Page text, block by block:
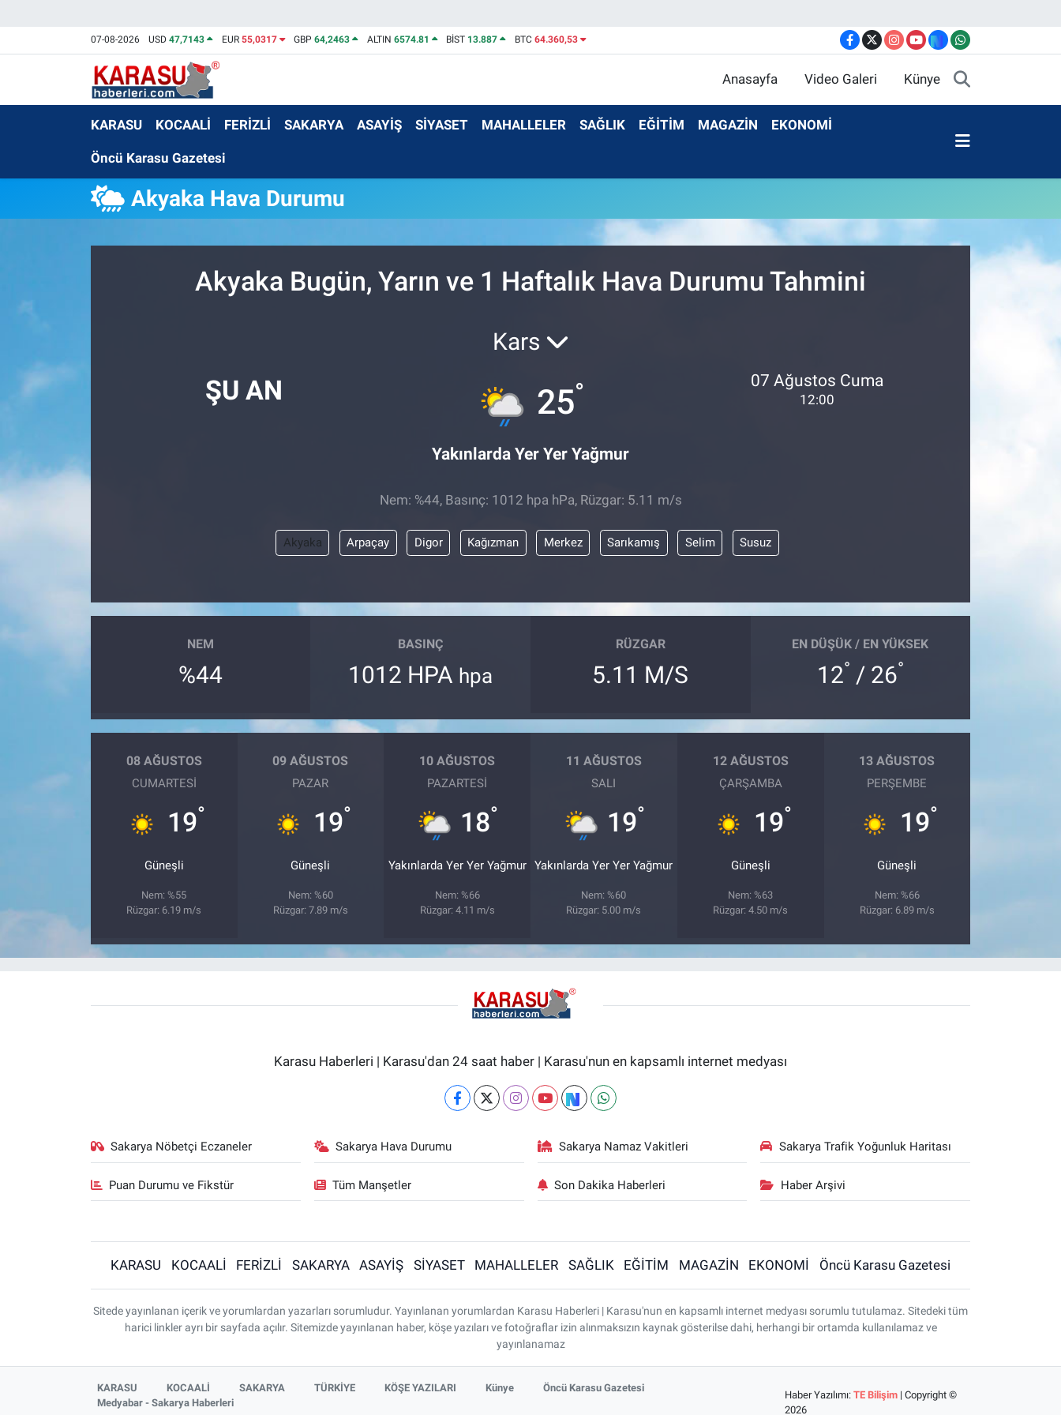
07-08-2026 USD47,7143 EUR 55,0317 GBP64,2463 ALTIN 6574.81 BİST 13.887 BTC 64.360,53
Anasayfa Video Galeri Künye
KARASU KOCAALİ FERİZLİ SAKARYA ASAYİŞ SİYASET MAHALLELER SAĞLIK EĞİTİM MAGAZİN EKONOMİ
Öncü Karasu Gazetesi
Akyaka Hava Durumu
Akyaka Bugün, Yarın ve 1 Haftalık Hava Durumu Tahmini
ŞU AN
Kars
25°
Yakınlarda Yer Yer Yağmur
07 Ağustos Cuma
12:00
Nem: %44, Basınç: 1012 hpa hPa, Rüzgar: 5.11 m/s
Akyaka Arpaçay Digor Kağızman Merkez Sarıkamış Selim Susuz
NEM
%44
BASINÇ
1012 HPA hpa
RÜZGAR
5.11 M/S
EN DÜŞÜK / EN YÜKSEK
12° / 26°
08 AĞUSTOS
CUMARTESI
19°
Güneşli
Nem: %55
Rüzgar: 6.19 m/s
09 AĞUSTOS
PAZAR
19°
Güneşli
Nem: %60
Rüzgar: 7.89 m/s
10 AĞUSTOS
PAZARTESI
18°
Yakınlarda Yer Yer Yağmur
Nem: %66
Rüzgar: 4.11 m/s
11 AĞUSTOS
SALI
19°
Yakınlarda Yer Yer Yağmur
Nem: %60
Rüzgar: 5.00 m/s
12 AĞUSTOS
ÇARŞAMBA
19°
Güneşli
Nem: %63
Rüzgar: 4.50 m/s
13 AĞUSTOS
PERŞEMBE
19°
Güneşli
Nem: %66
Rüzgar: 6.89 m/s
Karasu Haberleri | Karasu'dan 24 saat haber | Karasu'nun en kapsamlı internet medyası
Sakarya Nöbetçi Eczaneler Sakarya Hava Durumu Sakarya Namaz Vakitleri Sakarya Trafik Yoğunluk Haritası
Puan Durumu ve Fikstür Tüm Manşetler Son Dakika Haberleri Haber Arşivi
KARASU KOCAALİ FERİZLİ SAKARYA ASAYİŞ SİYASET MAHALLELER SAĞLIK EĞİTİM MAGAZİN EKONOMİ Öncü Karasu Gazetesi
Sitede yayınlanan içerik ve yorumlardan yazarları sorumludur. Yayınlanan yorumlardan Karasu Haberleri | Karasu'nun en kapsamlı internet medyası sorumlu tutulamaz. Sitedeki tüm
harici linkler ayrı bir sayfada açılır. Sitemizde yayınlanan haber, köşe yazıları ve fotoğraflar izin alınmaksızın kaynak gösterilse dahi, herhangi bir ortamda kullanılamaz ve
yayınlanamaz
KARASU KOCAALİ SAKARYA TÜRKİYE KÖŞE YAZILARI Künye
Öncü Karasu Gazetesi
Medyabar - Sakarya Haberleri
Haber Yazılımı: TE Bilişim| Copyright ©
2026